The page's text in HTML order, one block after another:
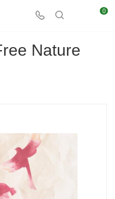
0
Nature